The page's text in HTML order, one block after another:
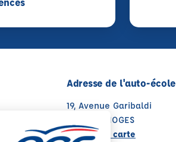
Adresse de l'auto-école
19, Avenue Garibaldi
87000 LIMOGES
Voir sur la carte